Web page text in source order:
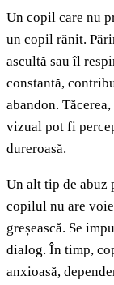
Un copil care nu
un copil rănit.
ascultă sau îl
constantă,
abandon.
vizual pot fi
dureroasă.
Un alt tip de abuz
copilul nu are
greșească. Se
dialog. În timp,
anxioasă,